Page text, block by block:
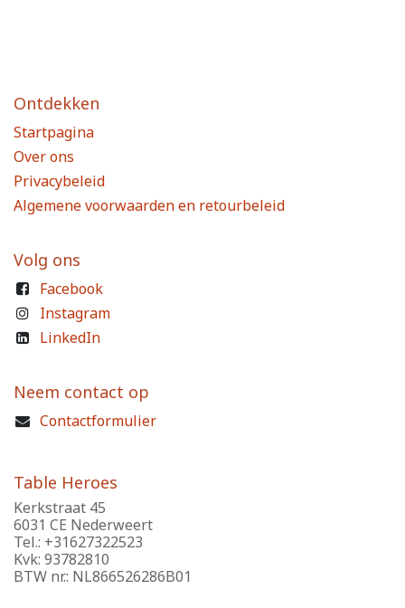
Ontdekken
Startpagina
Over ons
Privacybeleid
Algemene voorwaarden en retourbeleid
Volg ons
Facebook
Instagram
LinkedIn
Neem contact op
Contactformulier
Table Heroes
Kerkstraat 45
6031 CE Nederweert
Tel.: +31627322523
Kvk: 93782810
BTW nr.: NL866526286B01